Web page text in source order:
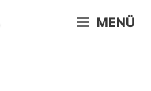
MENÜ